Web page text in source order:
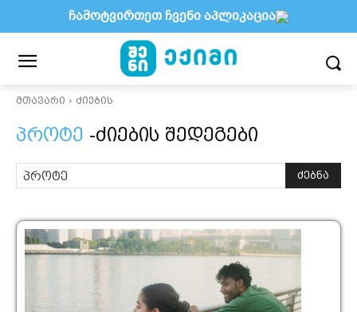
მთავარი ძიების
პროტე -ძიების შედეგები
ძებნა
ჩამოტვირთეთ ჩვენი აპლიკაცია